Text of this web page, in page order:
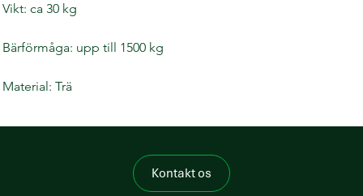
Vikt: ca 30 kg
Bärförmåga: upp till 1500 kg
Material: Trä
Kontakt os